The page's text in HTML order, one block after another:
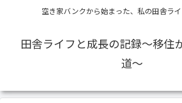
空き家バンクから始まった、私の田舎ラ
田舎ライフと成長の記録〜移住
道〜